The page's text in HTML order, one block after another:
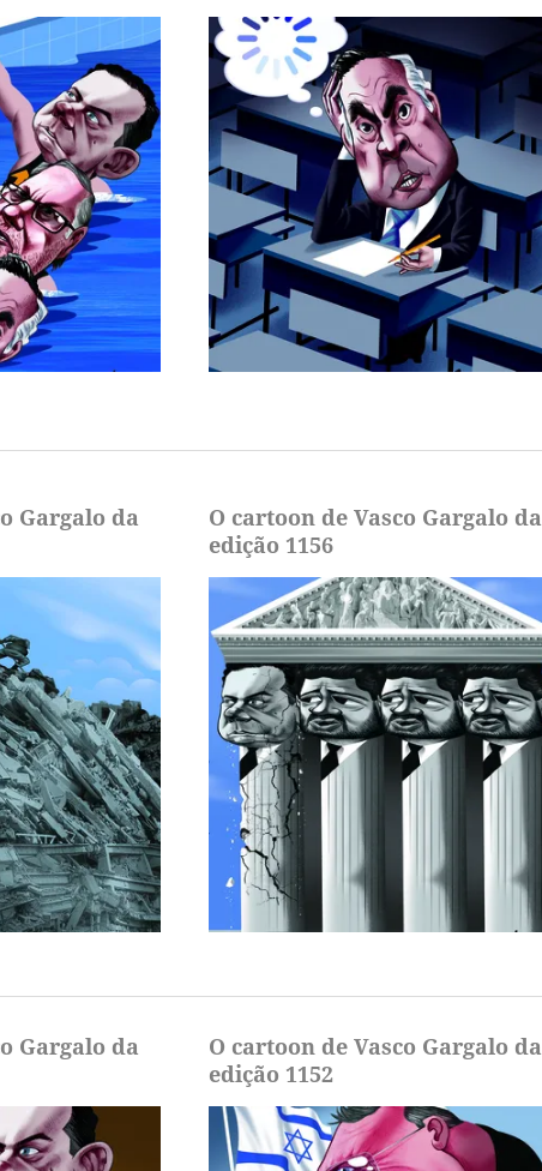
Gargalo da
O cartoon de Vasco Gargalo da
edição 1156
Gargalo da
O cartoon de Vasco Gargalo da
edição 1152